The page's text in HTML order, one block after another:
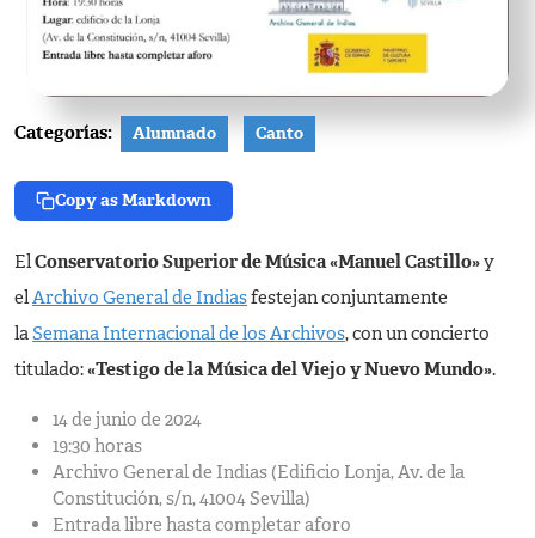
Categorías: Alumnado Canto
Copy as Markdown
ElConservatorio Superior de Música «Manuel Castillo»y
elArchivo General de Indiasfestejan conjuntamente
laSemana Internacional de los Archivos, con un concierto
titulado:«Testigo de la Música del Viejo y Nuevo Mundo».
14 de junio de 2024
19:30 horas
Archivo General de Indias (Edificio Lonja, Av. de la
Constitución, s/n, 41004 Sevilla)
Entrada libre hasta completar aforo